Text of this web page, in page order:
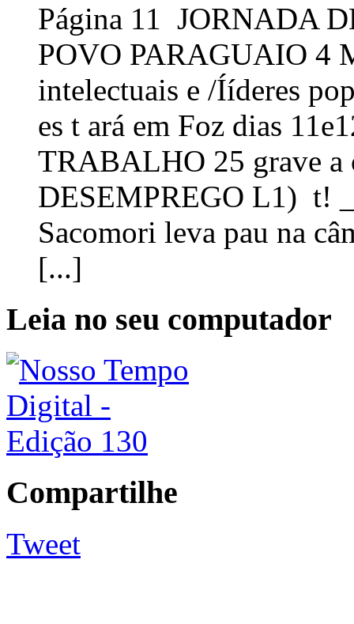
Página 11 JORNADA
POVO PARAGUAIO 4
intelectuais e /Ííderes
es t ará em Foz dias
TRABALHO 25 grave a
DESEMPREGO L1) t!
Sacomori leva pau na
[...]
Leia no seu computador
Compartilhe
Tweet